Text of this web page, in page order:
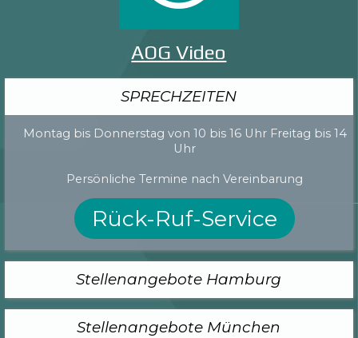
AOG Video
SPRECHZEITEN
Montag bis Donnerstag von 10 bis 16 Uhr Freitag bis 14
Uhr
Persönliche Termine nach Vereinbarung
Rück-Ruf-Service
Stellenangebote Hamburg
Stellenangebote München